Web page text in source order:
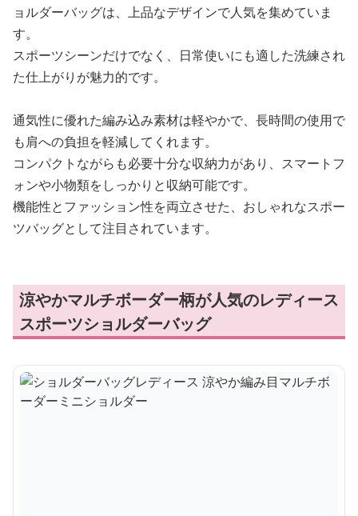
ョルダーバッグは、上品なデザインで人気を集めていま
す。
スポーツシーンだけでなく、日常使いにも適した洗練され
た仕上がりが魅力的です。
通気性に優れた編み込み素材は軽やかで、長時間の使用で
も肩への負担を軽減してくれます。
コンパクトながらも必要十分な収納力があり、スマートフ
ォンや小物類をしっかりと収納可能です。
機能性とファッション性を両立させた、おしゃれなスポー
ツバッグとして注目されています。
涼やかマルチボーダー柄が人気のレディース
スポーツショルダーバッグ